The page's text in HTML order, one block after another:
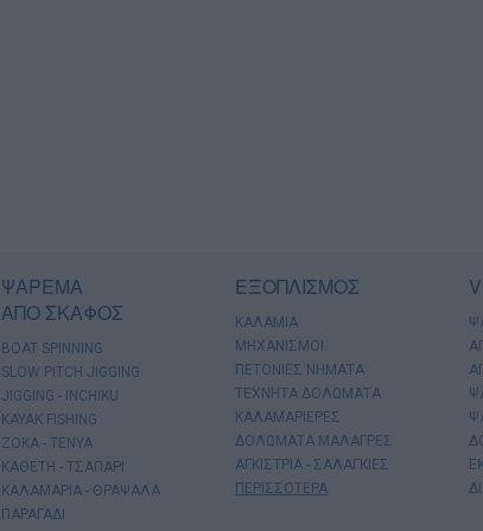
ΨΑΡΕΜΑ
ΑΠΟ ΣΚΑΦΟΣ
BOAT SPINNING
SLOW PITCH JIGGING
JIGGING - INCHIKU
KAYAK FISHING
ΖΟΚΑ - ΤΕΝΥΑ
ΚΑΘΕΤΗ - ΤΣΑΠΑΡΙ
ΚΑΛΑΜΑΡΙΑ - ΘΡΑΨΑΛΑ
ΠΑΡΑΓΑΔΙ
ΕΞΟΠΛΙΣΜΟΣ
ΚΑΛΑΜΙΑ
ΜΗΧΑΝΙΣΜΟΙ
ΠΕΤΟΝΙΕΣ ΝΗΜΑΤΑ
ΤΕΧΝΗΤΑ ΔΟΛΩΜΑΤΑ
ΚΑΛΑΜΑΡΙΕΡΕΣ
ΔΟΛΩΜΑΤΑ ΜΑΛΑΓΡΕΣ
ΑΓΚΙΣΤΡΙΑ - ΣΑΛΑΓΚΙΕΣ
ΠΕΡΙΣΣΟΤΕΡΑ